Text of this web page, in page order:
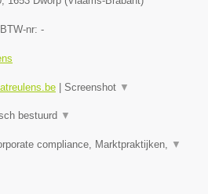
, BTW-nr: -
Screenshot ▼
bestuurd ▼
compliance, Marktpraktijken, ▼